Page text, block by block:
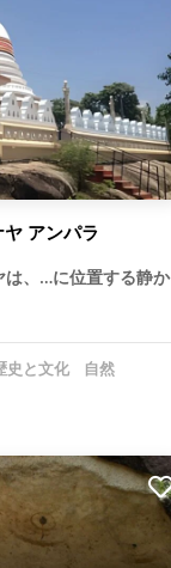
アンパラ
は、…に位置する静か
史と文化
自然